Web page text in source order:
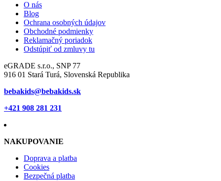
O nás
Blog
Ochrana osobných údajov
Obchodné podmienky
Reklamačný poriadok
Odstúpiť od zmluvy tu
eGRADE s.r.o., SNP 77
916 01 Stará Turá, Slovenská Republika
bebakids@bebakids.sk
+421 908 281 231
NAKUPOVANIE
Doprava a platba
Cookies
Bezpečná platba